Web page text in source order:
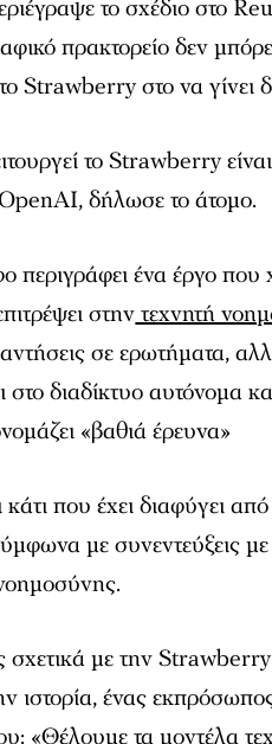
το σχέδιο στο
πρακτορείο δεν
το Strawberry στο να γίνει
το Strawberry
δήλωσε το άτομο.
περιγράφει ένα έργο
στηντεχνητή
σε ερωτήματα,
στο διαδίκτυο αυτόνομα
«βαθιά έρευνα»
κάτι που έχει διαφύγει
με συνεντεύξεις
σχετικά με την Strawberry
ιστορία, ένας
«Θέλουμε τα μοντέλα